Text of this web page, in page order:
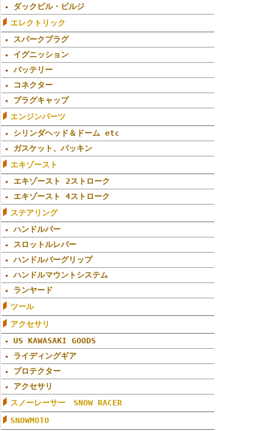
ダックビル・ビルジ
エレクトリック
スパークプラグ
イグニッション
バッテリー
コネクター
プラグキャップ
エンジンパーツ
シリンダヘッド＆ドーム etc
ガスケット、パッキン
エキゾースト
エキゾースト 2ストローク
エキゾースト 4ストローク
ステアリング
ハンドルバー
スロットルレバー
ハンドルバーグリップ
ハンドルマウントシステム
ランヤード
ツール
アクセサリ
US KAWASAKI GOODS
ライディングギア
プロテクター
アクセサリ
スノーレーサー SNOW RACER
SNOWMOTO